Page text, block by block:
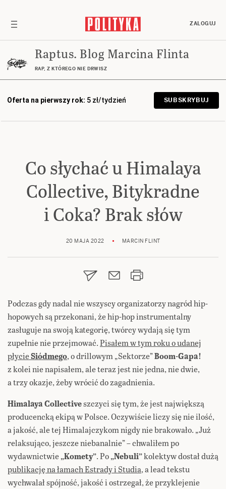
ZALOGUJ
Raptus. Blog Marcina Flinta
RAP, Z KTÓREGO NIE DRWISZ
Oferta na pierwszy rok: 5 zł/tydzień SUBSKRYBUJ
Co słychać u Himalaya
Collective, Bitykradne
i Coka? Brak słów
20 MAJA 2022 MARCIN FLINT
Podczas gdy nadal nie wszyscy organizatorzy nagród hip-
hopowych są przekonani, że hip-hop instrumentalny
zasługuje na swoją kategorię, twórcy wydają się tym
zupełnie nie przejmować.Pisałem w tym roku o udanej
płycieSiódmego, o drillowym „Sektorze”Boom-Gapa!
z kolei nie napisałem, ale teraz jest nie jedna, nie dwie,
a trzy okazje, żeby wrócić do zagadnienia.
Himalaya Collectiveszczyci się tym, że jest największą
producencką ekipą w Polsce. Oczywiście liczy się nie ilość,
a jakość, ale tej Himalajczykom nigdy nie brakowało. „Już
relaksująco, jeszcze niebanalnie” – chwaliłem po
wydawnictwie„Komety”. Po„Nebuli”kolektyw dostał dużą
publikację na łamach Estrady i Studia, a lead tekstu
wychwalał spójność, jakość i ostrzegał, że przyklejenie